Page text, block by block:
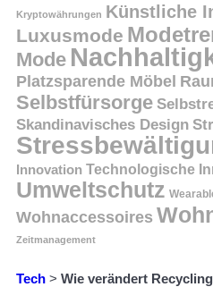
Kryptowährungen Künstliche
Luxusmode
Mode
Platzsparende Möbel
Selbstfürsorge
Skandinavisches Design
Innovation Technologische
Umweltschutz
Wohnaccessoires
Zeitmanagement
Tech > Wie verändert